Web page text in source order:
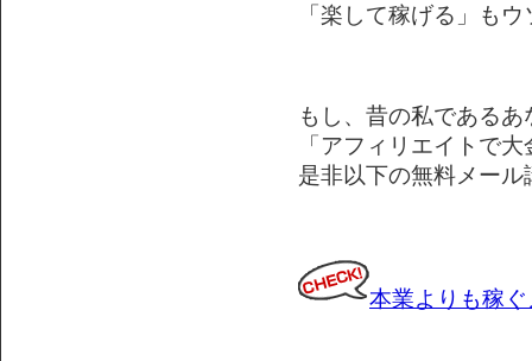
「楽して稼げる」も
もし、昔の私である
「アフィリエイトで
是非以下の無料メー
本業よりも稼